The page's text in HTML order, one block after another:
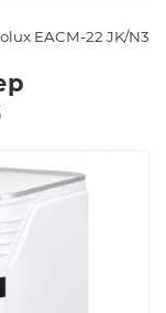
EACM-22 JK/N3